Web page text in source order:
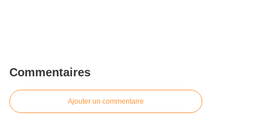
Commentaires
Ajouter un commentaire